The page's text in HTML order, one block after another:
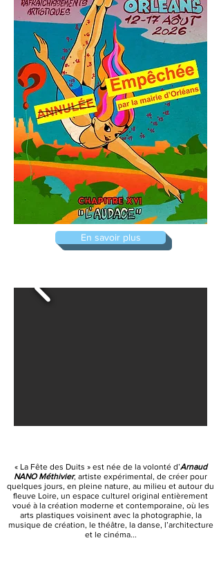
En savoir plus
« La Fête des Duits » est née de la volonté d’Arnaud
NANO Méthivier, artiste expérimental, de créer pour
quelques jours, en pleine nature, au milieu et autour du
fleuve Loire, un espace culturel original entièrement
voué à la création moderne et contemporaine, où les
arts plastiques voisinent avec la photographie, la
musique de création, le théâtre, la danse, l’architecture
et le cinéma...